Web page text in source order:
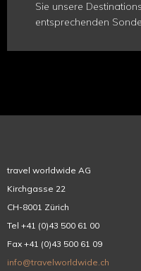
Sie unsere
entsprechenden
travel worldwide AG
Kirchgasse 22
CH-8001 Zürich
Tel +41 (0)43 500 61 00
Fax +41 (0)43 500 61 09
info@travelworldwide.ch